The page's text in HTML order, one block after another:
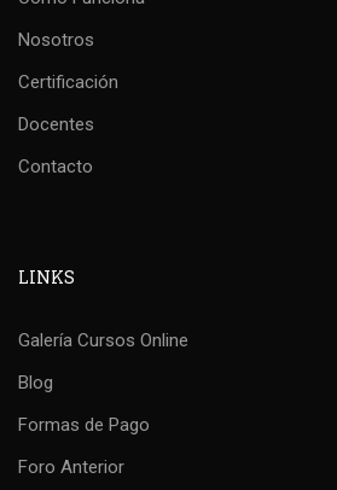
Nosotros
Certificación
Docentes
Contacto
LINKS
Galería Cursos Online
Blog
Formas de Pago
Foro Anterior